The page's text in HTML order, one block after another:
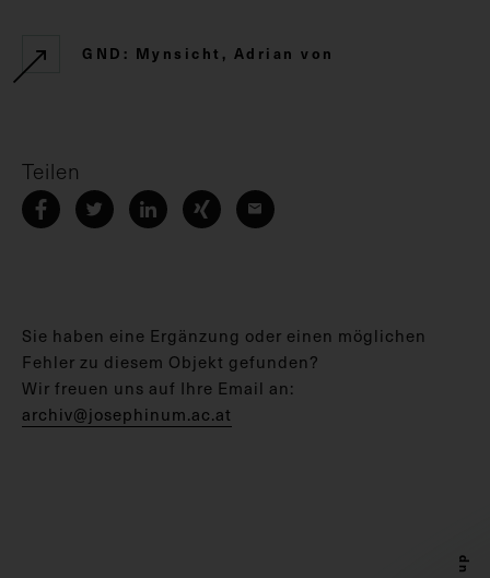
GND: Mynsicht, Adrian von
Teilen
Sie haben eine Ergänzung oder einen möglichen
Fehler zu diesem Objekt gefunden?
Wir freuen uns auf Ihre Email an:
archiv@josephinum.ac.at